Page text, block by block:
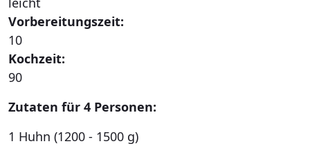
Vorbereitungszeit:
10
Kochzeit:
90
Zutaten für 4 Personen:
1 Huhn (1200 - 1500 g)